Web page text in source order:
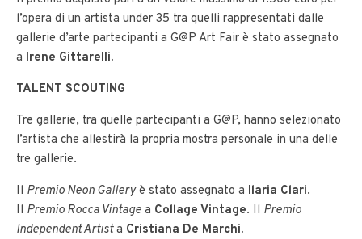
l’opera di un artista under 35 tra quelli rappresentati dalle
gallerie d’arte partecipanti a G@P Art Fair è stato assegnato
a Irene Gittarelli.
TALENT SCOUTING
Tre gallerie, tra quelle partecipanti a G@P, hanno selezionato
l’artista che allestirà la propria mostra personale in una delle
tre gallerie.
Il Premio Neon Galleryè stato assegnato a Ilaria Clari.
Il Premio Rocca Vintage a Collage Vintage. Il Premio
Independent Artista Cristiana De Marchi.